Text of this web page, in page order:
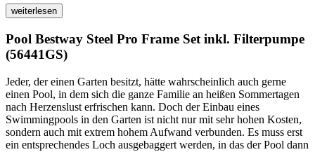
weiterlesen
Pool Bestway Steel Pro Frame Set inkl. Filterpumpe
(56441GS)
Jeder, der einen Garten besitzt, hätte wahrscheinlich auch gerne
einen Pool, in dem sich die ganze Familie an heißen Sommertagen
nach Herzenslust erfrischen kann. Doch der Einbau eines
Swimmingpools in den Garten ist nicht nur mit sehr hohen Kosten,
sondern auch mit extrem hohem Aufwand verbunden. Es muss erst
ein entsprechendes Loch ausgebaggert werden, in das der Pool dann